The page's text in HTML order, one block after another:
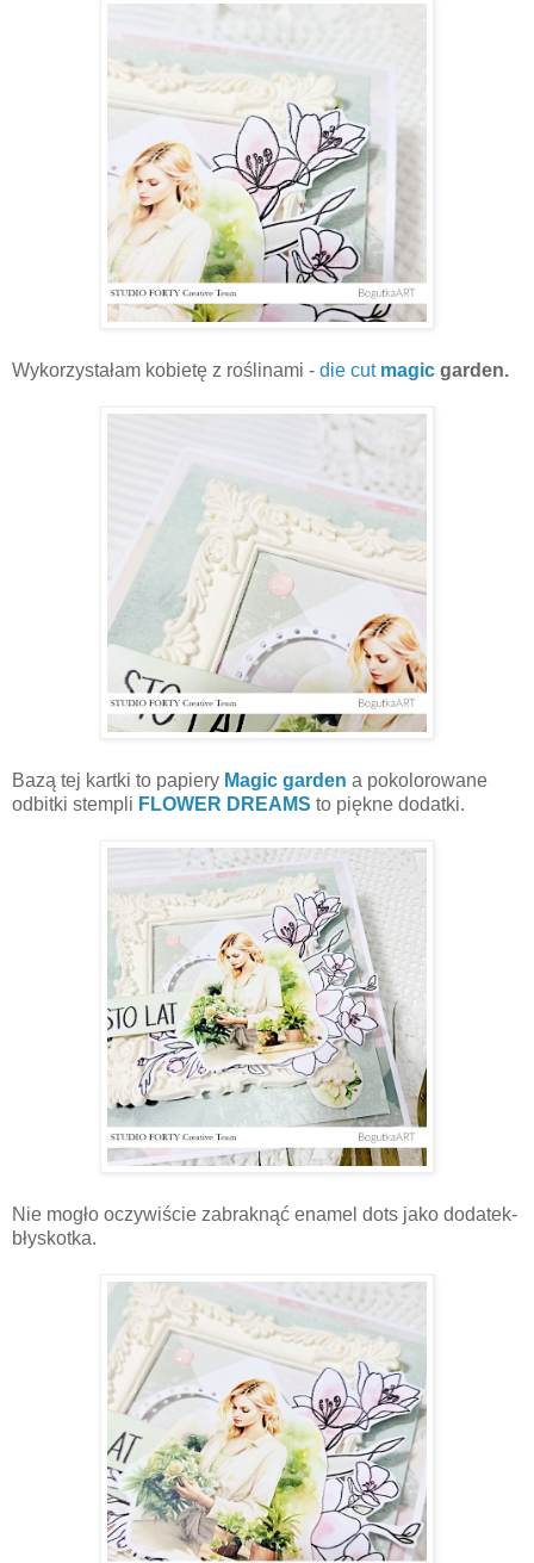
Wykorzystałam kobietę z roślinami - die cut magic garden.
Bazą tej kartki to papiery Magic garden a pokolorowane
odbitki stempli FLOWER DREAMS to piękne dodatki.
Nie mogło oczywiście zabraknąć enamel dots jako dodatek-
błyskotka.